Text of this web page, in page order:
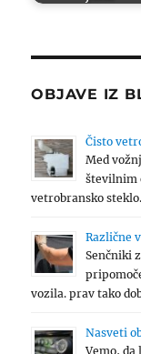
OBJAVE IZ
Čisto
Med
številnim
vetrobransko
Različne
Senčniki
vozila. prav tako
Nasveti
Vemo,